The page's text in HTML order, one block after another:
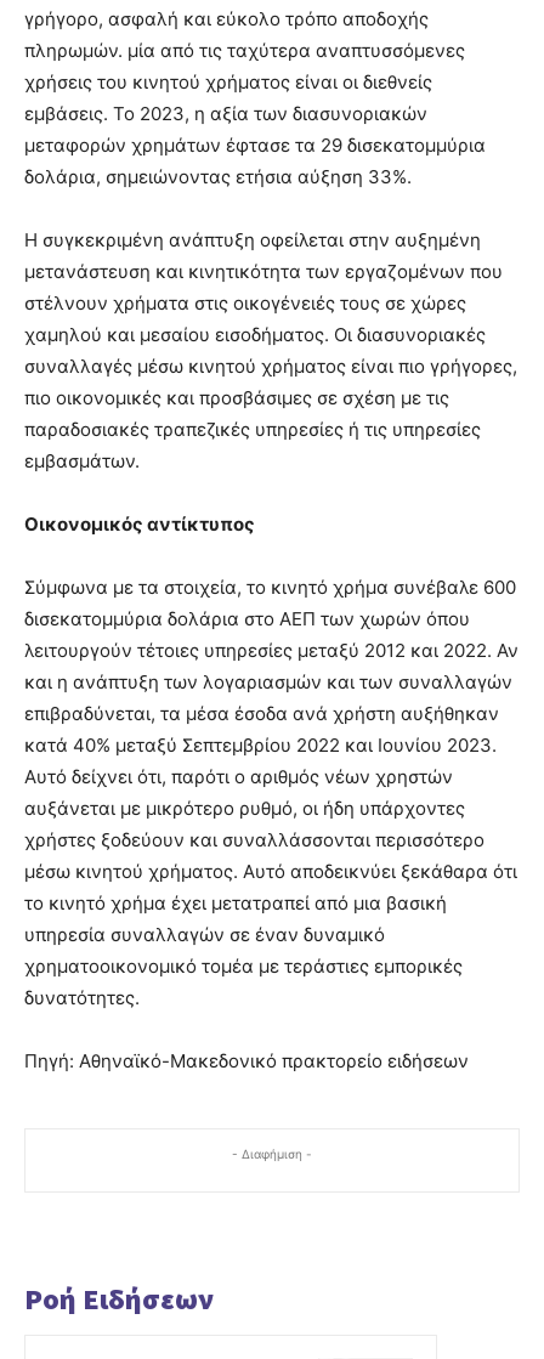
γρήγορο, ασφαλή και εύκολο τρόπο αποδοχής
πληρωμών. μία από τις ταχύτερα αναπτυσσόμενες
χρήσεις του κινητού χρήματος είναι οι διεθνείς
εμβάσεις. Το 2023, η αξία των διασυνοριακών
μεταφορών χρημάτων έφτασε τα 29 δισεκατομμύρια
δολάρια, σημειώνοντας ετήσια αύξηση 33%.
Η συγκεκριμένη ανάπτυξη οφείλεται στην αυξημένη
μετανάστευση και κινητικότητα των εργαζομένων που
στέλνουν χρήματα στις οικογένειές τους σε χώρες
χαμηλού και μεσαίου εισοδήματος. Οι διασυνοριακές
συναλλαγές μέσω κινητού χρήματος είναι πιο γρήγορες,
πιο οικονομικές και προσβάσιμες σε σχέση με τις
παραδοσιακές τραπεζικές υπηρεσίες ή τις υπηρεσίες
εμβασμάτων.
Οικονομικός αντίκτυπος
Σύμφωνα με τα στοιχεία, το κινητό χρήμα συνέβαλε 600
δισεκατομμύρια δολάρια στο ΑΕΠ των χωρών όπου
λειτουργούν τέτοιες υπηρεσίες μεταξύ 2012 και 2022. Αν
και η ανάπτυξη των λογαριασμών και των συναλλαγών
επιβραδύνεται, τα μέσα έσοδα ανά χρήστη αυξήθηκαν
κατά 40% μεταξύ Σεπτεμβρίου 2022 και Ιουνίου 2023.
Αυτό δείχνει ότι, παρότι ο αριθμός νέων χρηστών
αυξάνεται με μικρότερο ρυθμό, οι ήδη υπάρχοντες
χρήστες ξοδεύουν και συναλλάσσονται περισσότερο
μέσω κινητού χρήματος. Αυτό αποδεικνύει ξεκάθαρα ότι
το κινητό χρήμα έχει μετατραπεί από μια βασική
υπηρεσία συναλλαγών σε έναν δυναμικό
χρηματοοικονομικό τομέα με τεράστιες εμπορικές
δυνατότητες.
Πηγή: Αθηναϊκό-Μακεδονικό πρακτορείο ειδήσεων
- Διαφήμιση -
Ροή Ειδήσεων